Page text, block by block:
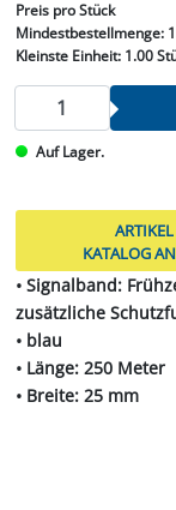
Preis pro Stück
Mindestbestellmenge:
Kleinste Einheit:1.00
Auf Lager.
KATALOG
• Signalband:
zusätzliche
• blau
• Länge: 250 Meter
• Breite: 25 mm